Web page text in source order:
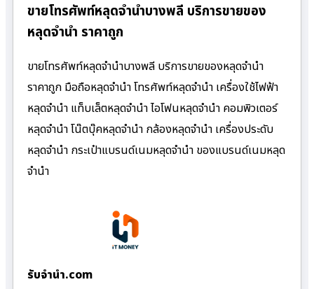
ขายโทรศัพท์หลุดจำนำบางพลี บริการขายของ
หลุดจำนำ ราคาถูก
ขายโทรศัพท์หลุดจำนำบางพลี บริการขายของหลุดจำนำ
ราคาถูก มือถือหลุดจำนำ โทรศัพท์หลุดจำนำ เครื่องใช้ไฟฟ้า
หลุดจำนำ แท็บเล็ตหลุดจำนำ ไอโฟนหลุดจำนำ คอมพิวเตอร์
หลุดจำนำ โน๊ตบุ๊คหลุดจำนำ กล้องหลุดจำนำ เครื่องประดับ
หลุดจำนำ กระเป๋าแบรนด์เนมหลุดจำนำ ของแบรนด์เนมหลุด
จำนำ
รับจํานํา.com